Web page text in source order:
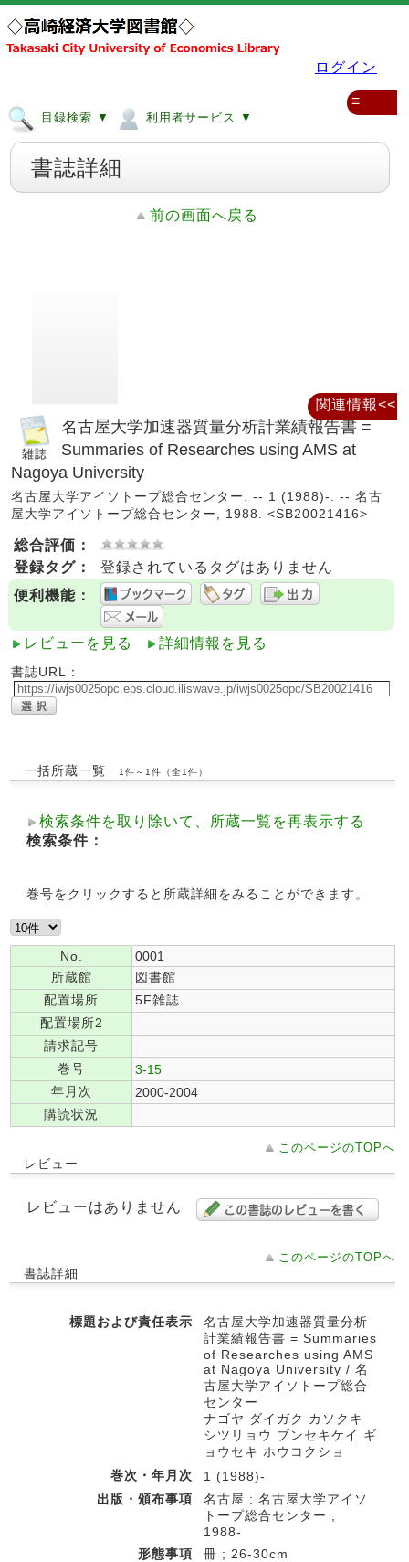
ログイン
目録検索 ▼ 利用者サービス ▼
≡
書誌詳細
前の画面へ戻る
名古屋大学加速器質量分析計業績報告書 =
Summaries of Researches using AMS at
Nagoya University
名古屋大学アイソトープ総合センター. -- 1 (1988)-. -- 名古
屋大学アイソトープ総合センター, 1988. <SB20021416>
総合評価：
登録タグ：
登録されているタグはありません
便利機能：
レビューを見る 詳細情報を見る
書誌URL：
一括所蔵一覧 1件～1件（全1件）
検索条件を取り除いて、所蔵一覧を再表示する
検索条件：
巻号をクリックすると所蔵詳細をみることができます。
No.
0001
所蔵館
図書館
配置場所
5F雑誌
配置場所2
請求記号
巻号
3-15
年月次
2000-2004
購読状況
このページのTOPへ
レビュー
レビューはありません
このページのTOPへ
書誌詳細
標題および責任表示
名古屋大学加速器質量分析
計業績報告書 = Summaries
of Researches using AMS
at Nagoya University / 名
古屋大学アイソトープ総合
センター
ナゴヤ ダイガク カソクキ
シツリョウ ブンセキケイ ギ
ョウセキ ホウコクショ
巻次・年月次
1 (1988)-
出版・頒布事項
名古屋 : 名古屋大学アイソ
トープ総合センター ,
1988-
形態事項
冊 ; 26-30cm
関連情報<<